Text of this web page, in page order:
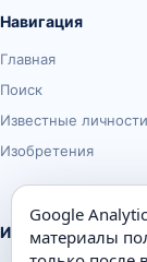
Навигация
Главная
Поиск
Известные личности
Изобретения
Информация
Google
материалы